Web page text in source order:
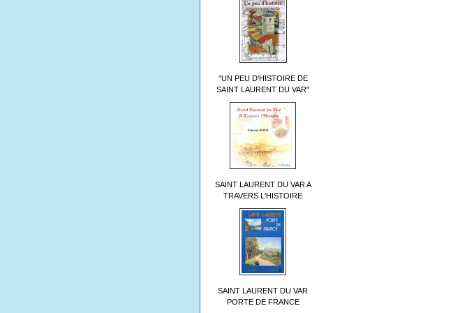
"UN PEU D'HISTOIRE DE
SAINT LAURENT DU VAR"
SAINT LAURENT DU VAR A
TRAVERS L'HISTOIRE
SAINT LAURENT DU VAR
PORTE DE FRANCE